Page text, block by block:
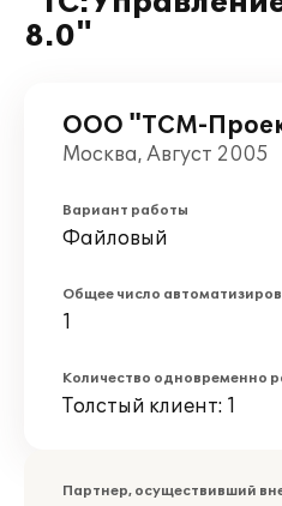
8.0"
ООО "ТСМ-
Москва, Август 2005
Вариант работы
Файловый
Общее число
1
Количество одновременно
Толстый клиент: 1
Партнер, осуществивший